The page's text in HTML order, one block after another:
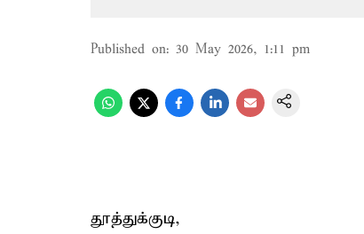
Published on: 30 May 2026, 1:11 pm
தூத்துக்குடி,